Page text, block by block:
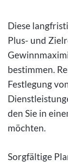
Diese
Plus- und
bestimmen.
Festlegung
den Sie in
möchten.
Sorgfältige